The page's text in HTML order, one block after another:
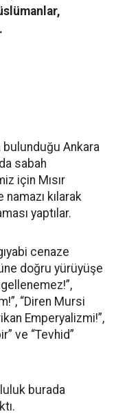
bulunduğu Ankara
sabah
için Mısır
kılarak
yaptılar.
cenaze
doğru yürüyüşe
“Diren Mursi
Emperyalizmi!”,
ve “Tevhid”
burada